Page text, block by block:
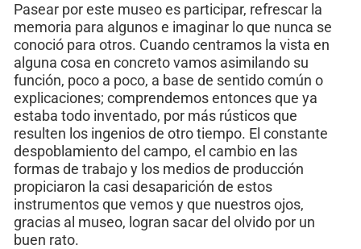
Pasear por este museo es participar, refrescar la
memoria para algunos e imaginar lo que nunca se
conoció para otros. Cuando centramos la vista en
alguna cosa en concreto vamos asimilando su
función, poco a poco, a base de sentido común o
explicaciones; comprendemos entonces que ya
estaba todo inventado, por más rústicos que
resulten los ingenios de otro tiempo. El constante
despoblamiento del campo, el cambio en las
formas de trabajo y los medios de producción
propiciaron la casi desaparición de estos
instrumentos que vemos y que nuestros ojos,
gracias al museo, logran sacar del olvido por un
buen rato.